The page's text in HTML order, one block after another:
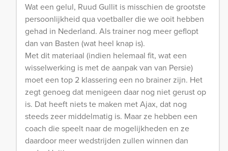
Wat een gelul, Ruud Gullit is misschien de grootste
persoonlijkheid qua voetballer die we ooit hebben
gehad in Nederland. Als trainer nog meer geflopt
dan van Basten (wat heel knap is).
Met dit materiaal (indien helemaal fit, wat een
wisselwerking is met de aanpak van van Persie)
moet een top 2 klassering een no brainer zijn. Het
zegt genoeg dat menigeen daar nog niet gerust op
is. Dat heeft niets te maken met Ajax, dat nog
steeds zeer middelmatig is. Maar ze hebben een
coach die speelt naar de mogelijkheden en ze
daardoor meer wedstrijden zullen winnen dan